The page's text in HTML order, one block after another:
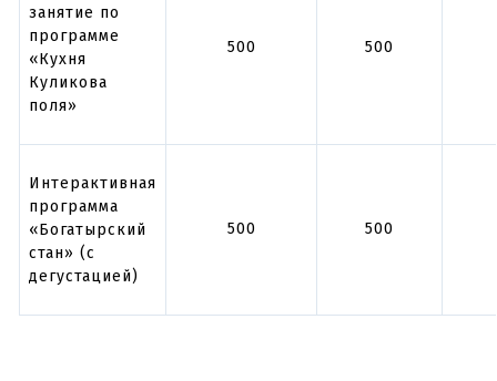
занятие по
программе
«Кухня
Куликова
поля»
500 500
Интерактивная
программа
«Богатырский
стан» (с
дегустацией)
500 500